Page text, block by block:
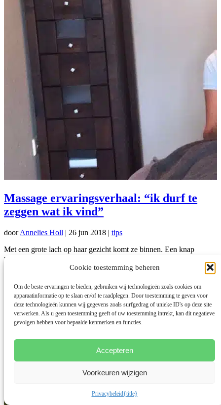
Cookie toestemming beheren
Om de beste ervaringen te bieden, gebruiken wij technologieën zoals cookies om
apparaatinformatie op te slaan en/of te raadplegen. Door toestemming te geven voor
deze technologieën kunnen wij gegevens zoals surfgedrag of unieke ID's op deze site
verwerken. Als u geen toestemming geeft of uw toestemming intrekt, kan dit negatieve
gevolgen hebben voor bepaalde kenmerken en functies.
Accepteren
Voorkeuren wijzigen
Privacybeleid{title}
Massage ervaringsverhaal: “ik durf te
zeggen wat ik vind”
doorAnnelies Holl | 26 jun 2018 | tips
Met een grote lach op haar gezicht komt ze binnen. Een knap
vriendelijk mens die eruit ziet of alles haar voor de wind gaat. Maar
achter dat masker schuilt...
lees meer...